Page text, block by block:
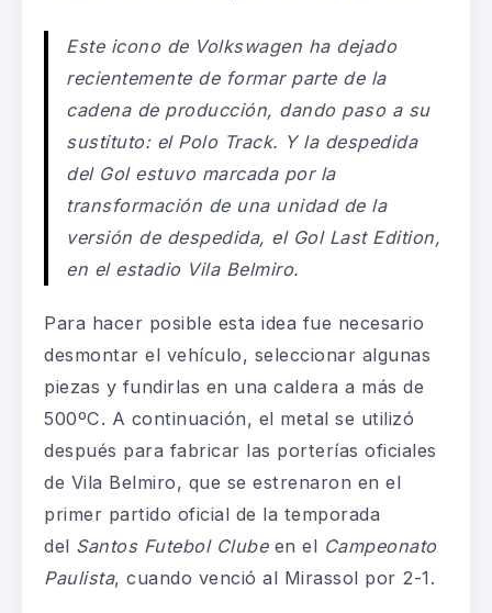
Este icono de Volkswagen ha dejado
recientemente de formar parte de la
cadena de producción, dando paso a su
sustituto: el Polo Track. Y la despedida
del Gol estuvo marcada por la
transformación de una unidad de la
versión de despedida, el Gol Last Edition,
en el estadio Vila Belmiro.
Para hacer posible esta idea fue necesario
desmontar el vehículo, seleccionar algunas
piezas y fundirlas en una caldera a más de
500ºC. A continuación, el metal se utilizó
después para fabricar las porterías oficiales
de Vila Belmiro, que se estrenaron en el
primer partido oficial de la temporada
del Santos Futebol Clubeen el Campeonato
Paulista, cuando venció al Mirassol por 2-1.